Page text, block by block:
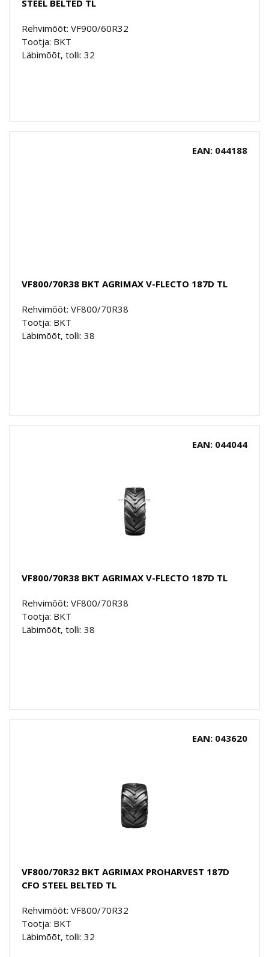
STEEL BELTED TL
Rehvimõõt: VF900/60R32
Tootja: BKT
Läbimõõt, tolli: 32
EAN: 044188
VF800/70R38 BKT AGRIMAX V-FLECTO 187D TL
Rehvimõõt: VF800/70R38
Tootja: BKT
Läbimõõt, tolli: 38
EAN: 044044
VF800/70R38 BKT AGRIMAX V-FLECTO 187D TL
Rehvimõõt: VF800/70R38
Tootja: BKT
Läbimõõt, tolli: 38
EAN: 043620
VF800/70R32 BKT AGRIMAX PROHARVEST 187D
CFO STEEL BELTED TL
Rehvimõõt: VF800/70R32
Tootja: BKT
Läbimõõt, tolli: 32